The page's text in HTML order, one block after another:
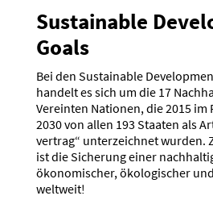
Sustainable
Goals
Bei den Sustainable
handelt es sich um die 17
Vereinten Nationen, die 2015 im
2030 von allen 193 Staaten als
vertrag“ unter­zeichnet wurden.
ist die Sicherung einer
ökono­mi­scher, ökolo­gi­scher
weltweit!